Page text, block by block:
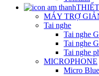
MÁY TRỢ
Tai nghe
Tai nghe
Tai nghe
Tai nghe
MICROPHONE
Micro